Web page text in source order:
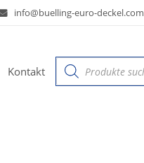
info@buelling-euro-deckel.com
Kontakt
Products
search